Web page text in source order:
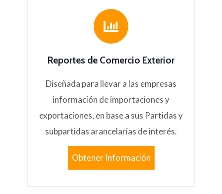
Reportes de Comercio Exterior
Diseñada para llevar a las empresas
información de importaciones y
exportaciones, en base a sus Partidas y
subpartidas arancelarias de interés.
Obtener Información